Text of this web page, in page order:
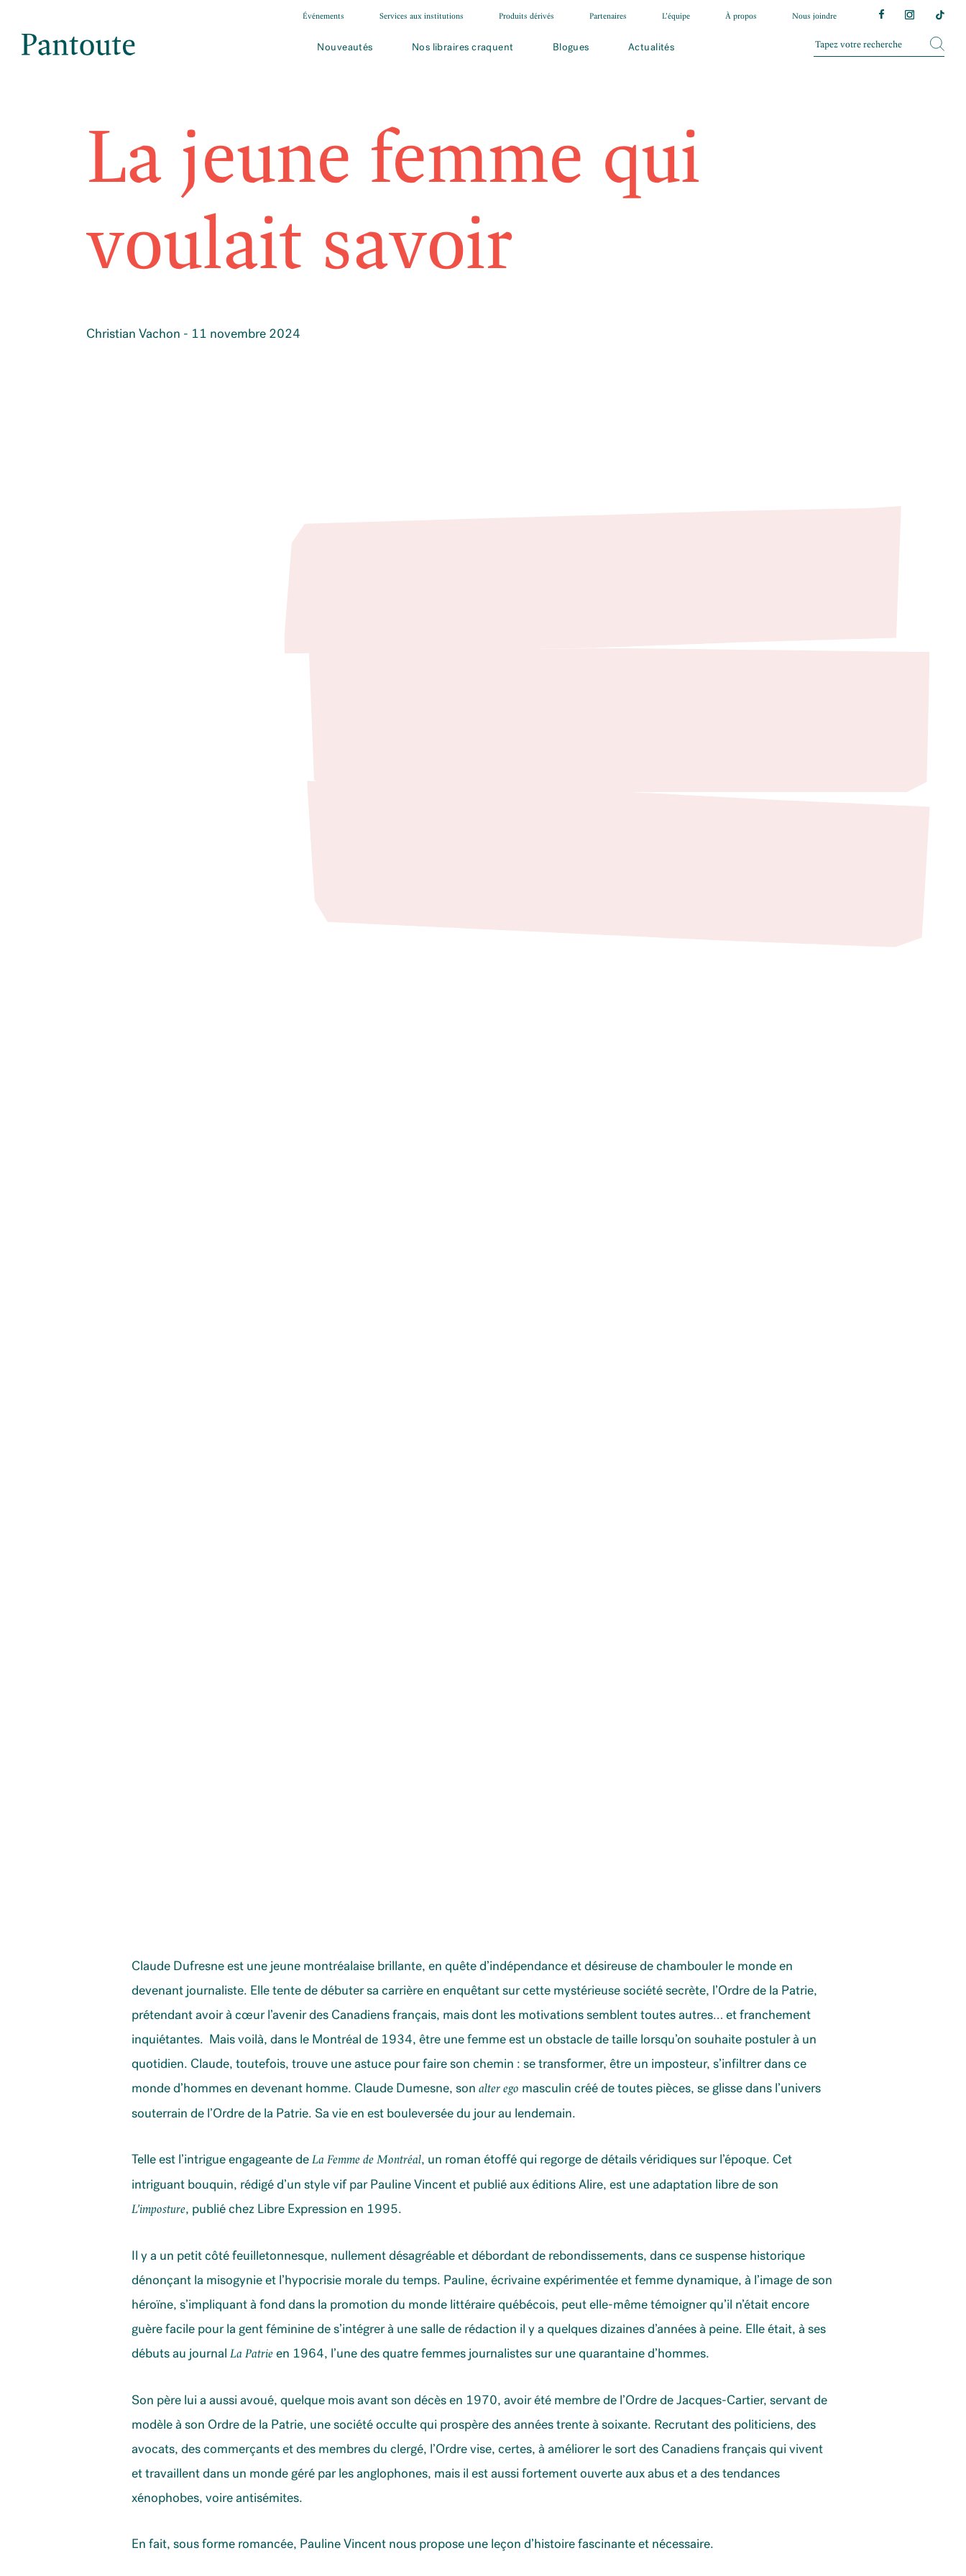
Événements Services aux institutions Produits dérivés Partenaires L’équipe À propos Nous joindre
Nouveautés Nos libraires craquent Blogues Actualités
La jeune femme qui
voulait savoir
Christian Vachon - 11 novembre 2024
Claude Dufresne est une jeune montréalaise brillante, en quête d’indépendance et désireuse de chambouler le monde en
devenant journaliste. Elle tente de débuter sa carrière en enquêtant sur cette mystérieuse société secrète, l’Ordre de la Patrie,
prétendant avoir à cœur l’avenir des Canadiens français, mais dont les motivations semblent toutes autres… et franchement
inquiétantes. Mais voilà, dans le Montréal de 1934, être une femme est un obstacle de taille lorsqu’on souhaite postuler à un
quotidien. Claude, toutefois, trouve une astuce pour faire son chemin : se transformer, être un imposteur, s’infiltrer dans ce
monde d’hommes en devenant homme. Claude Dumesne, son alter ego masculin créé de toutes pièces, se glisse dans l’univers
souterrain de l’Ordre de la Patrie. Sa vie en est bouleversée du jour au lendemain.
Telle est l’intrigue engageante de La Femme de Montréal, un roman étoffé qui regorge de détails véridiques sur l’époque. Cet
intriguant bouquin, rédigé d’un style vif par Pauline Vincent et publié aux éditions Alire, est une adaptation libre de son
L’imposture, publié chez Libre Expression en 1995.
Il y a un petit côté feuilletonnesque, nullement désagréable et débordant de rebondissements, dans ce suspense historique
dénonçant la misogynie et l’hypocrisie morale du temps. Pauline, écrivaine expérimentée et femme dynamique, à l’image de son
héroïne, s’impliquant à fond dans la promotion du monde littéraire québécois, peut elle-même témoigner qu’il n’était encore
guère facile pour la gent féminine de s’intégrer à une salle de rédaction il y a quelques dizaines d’années à peine. Elle était, à ses
débuts au journal La Patrie en 1964, l’une des quatre femmes journalistes sur une quarantaine d’hommes.
Son père lui a aussi avoué, quelque mois avant son décès en 1970, avoir été membre de l’Ordre de Jacques-Cartier, servant de
modèle à son Ordre de la Patrie, une société occulte qui prospère des années trente à soixante. Recrutant des politiciens, des
avocats, des commerçants et des membres du clergé, l’Ordre vise, certes, à améliorer le sort des Canadiens français qui vivent
et travaillent dans un monde géré par les anglophones, mais il est aussi fortement ouverte aux abus et a des tendances
xénophobes, voire antisémites.
En fait, sous forme romancée, Pauline Vincent nous propose une leçon d’histoire fascinante et nécessaire.